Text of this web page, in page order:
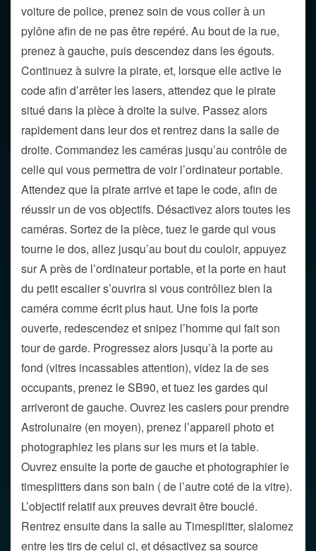
voiture de police, prenez soin de vous coller à un
pylône afin de ne pas être repéré. Au bout de la rue,
prenez à gauche, puis descendez dans les égouts.
Continuez à suivre la pirate, et, lorsque elle active le
code afin d’arrêter les lasers, attendez que le pirate
situé dans la pièce à droite la suive. Passez alors
rapidement dans leur dos et rentrez dans la salle de
droite. Commandez les caméras jusqu’au contrôle de
celle qui vous permettra de voir l’ordinateur portable.
Attendez que la pirate arrive et tape le code, afin de
réussir un de vos objectifs. Désactivez alors toutes les
caméras. Sortez de la pièce, tuez le garde qui vous
tourne le dos, allez jusqu’au bout du couloir, appuyez
sur A près de l’ordinateur portable, et la porte en haut
du petit escalier s’ouvrira si vous contrôliez bien la
caméra comme écrit plus haut. Une fois la porte
ouverte, redescendez et snipez l’homme qui fait son
tour de garde. Progressez alors jusqu’à la porte au
fond (vitres incassables attention), videz la de ses
occupants, prenez le SB90, et tuez les gardes qui
arriveront de gauche. Ouvrez les casiers pour prendre
Astrolunaire (en moyen), prenez l’appareil photo et
photographiez les plans sur les murs et la table.
Ouvrez ensuite la porte de gauche et photographier le
timesplitters dans son bain ( de l’autre coté de la vitre).
L’objectif relatif aux preuves devrait être bouclé.
Rentrez ensuite dans la salle au Timesplitter, slalomez
entre les tirs de celui ci, et désactivez sa source